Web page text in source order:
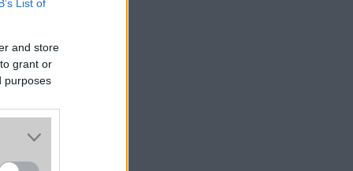
List of
and store
grant or
purposes